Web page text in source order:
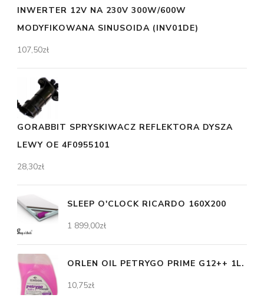
INWERTER 12V NA 230V 300W/600W
MODYFIKOWANA SINUSOIDA (INV01DE)
107,50zł
GORABBIT SPRYSKIWACZ REFLEKTORA DYSZA
LEWY OE 4F0955101
28,30zł
SLEEP O'CLOCK RICARDO 160X200
1 899,00zł
ORLEN OIL PETRYGO PRIME G12++ 1L.
10,75zł